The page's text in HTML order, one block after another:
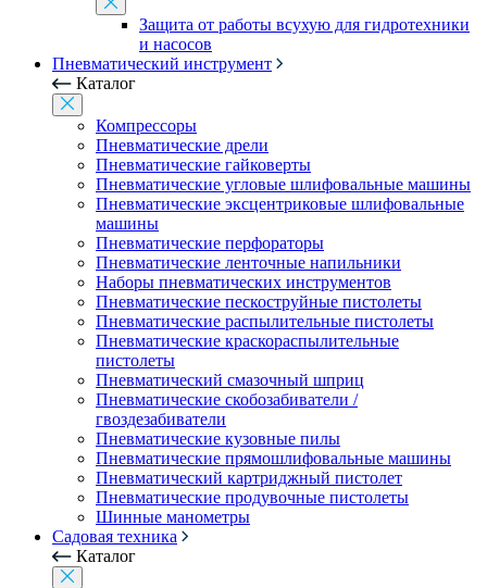
Защита от работы всухую для гидротехники
и насосов
Пневматический инструмент
Каталог
Компрессоры
Пневматические дрели
Пневматические гайковерты
Пневматические угловые шлифовальные машины
Пневматические эксцентриковые шлифовальные
машины
Пневматические перфораторы
Пневматические ленточные напильники
Наборы пневматических инструментов
Пневматические пескоструйные пистолеты
Пневматические распылительные пистолеты
Пневматические краскораспылительные
пистолеты
Пневматический смазочный шприц
Пневматические скобозабиватели /
гвоздезабиватели
Пневматические кузовные пилы
Пневматические прямошлифовальные машины
Пневматический картриджный пистолет
Пневматические продувочные пистолеты
Шинные манометры
Садовая техника
Каталог